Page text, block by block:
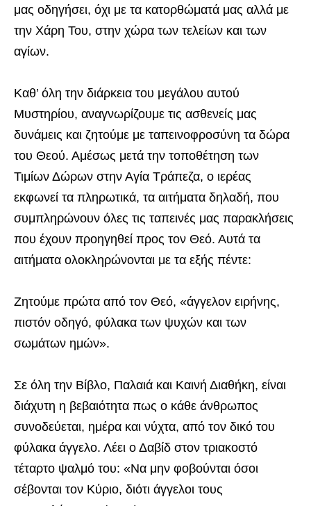
μας οδηγήσει, όχι με τα κατορθώματά μας αλλά με
την Χάρη Του, στην χώρα των τελείων και των
αγίων.
Καθ’ όλη την διάρκεια του μεγάλου αυτού
Μυστηρίου, αναγνωρίζουμε τις ασθενείς μας
δυνάμεις και ζητούμε με ταπεινοφροσύνη τα δώρα
του Θεού. Αμέσως μετά την τοποθέτηση των
Τιμίων Δώρων στην Αγία Τράπεζα, ο ιερέας
εκφωνεί τα πληρωτικά, τα αιτήματα δηλαδή, που
συμπληρώνουν όλες τις ταπεινές μας παρακλήσεις
που έχουν προηγηθεί προς τον Θεό. Αυτά τα
αιτήματα ολοκληρώνονται με τα εξής πέντε:
Ζητούμε πρώτα από τον Θεό, «άγγελον ειρήνης,
πιστόν οδηγό, φύλακα των ψυχών και των
σωμάτων ημών».
Σε όλη την Βίβλο, Παλαιά και Καινή Διαθήκη, είναι
διάχυτη η βεβαιότητα πως ο κάθε άνθρωπος
συνοδεύεται, ημέρα και νύχτα, από τον δικό του
φύλακα άγγελο. Λέει ο Δαβίδ στον τριακοστό
τέταρτο ψαλμό του: «Να μην φοβούνται όσοι
σέβονται τον Κύριο, διότι άγγελοι τους